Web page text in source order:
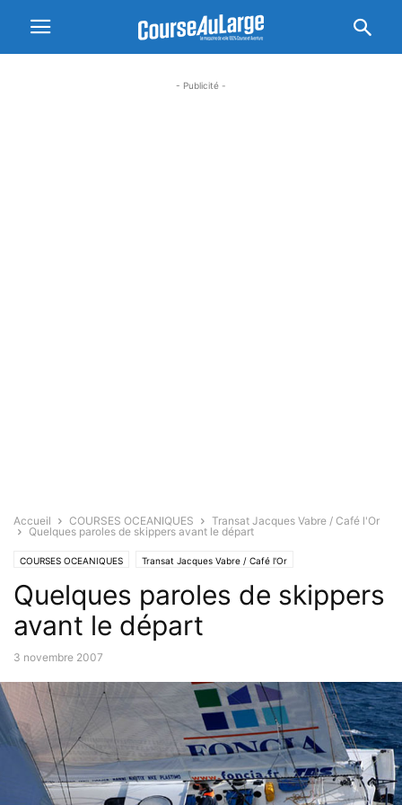
- Publicité -
Accueil COURSES OCEANIQUES
Transat Jacques Vabre / Café l'Or
Quelques paroles de skippers avant le départ
COURSES OCEANIQUES Transat Jacques Vabre / Café l'Or
Quelques paroles de skippers
avant le départ
3 novembre 2007